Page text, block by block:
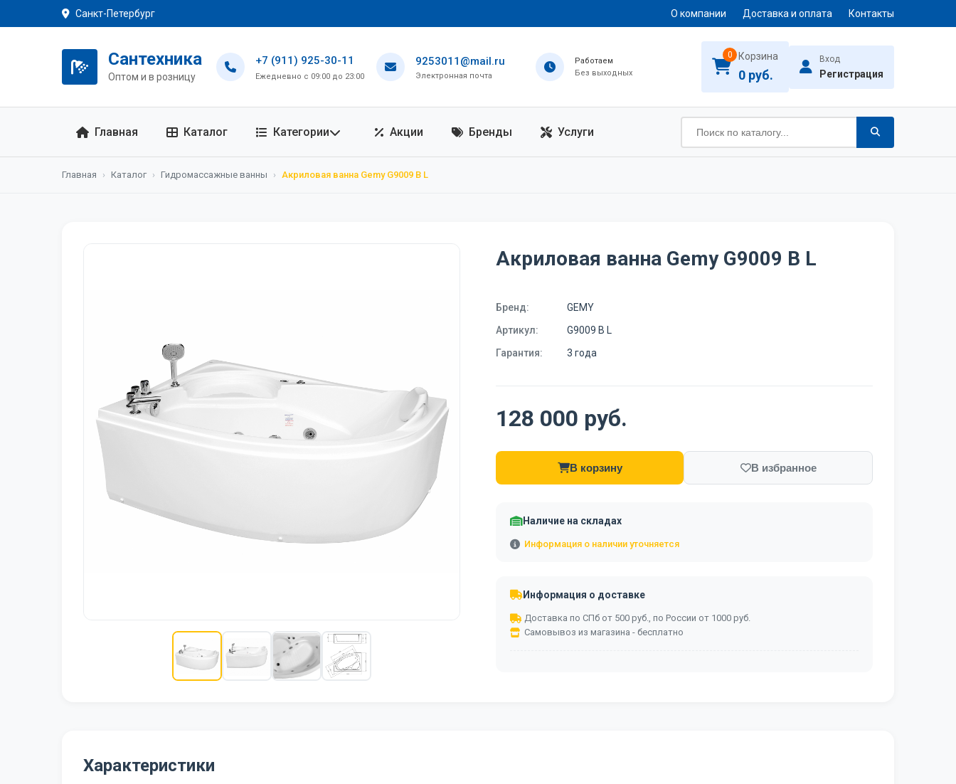
Санкт-Петербург О компании Доставка и оплата Контакты
Сантехника
Оптом и в розницу
+7 (911) 925-30-11
Ежедневно с 09:00 до 23:00
9253011@mail.ru
Электронная почта
Работаем
Без выходных
0 Корзина
0 руб.
Вход
Регистрация
Главная Каталог Категории Акции Бренды Услуги
Главная › Каталог › Гидромассажные ванны › Акриловая ванна Gemy G9009 B L
Акриловая ванна Gemy G9009 B L
Бренд:
GEMY
Артикул:
G9009 B L
Гарантия:
3 года
128 000 руб.
В корзину В избранное
Наличие на складах
Информация о наличии уточняется
Информация о доставке
Доставка по СПб от 500 руб., по России от 1000 руб.
Самовывоз из магазина - бесплатно
Характеристики